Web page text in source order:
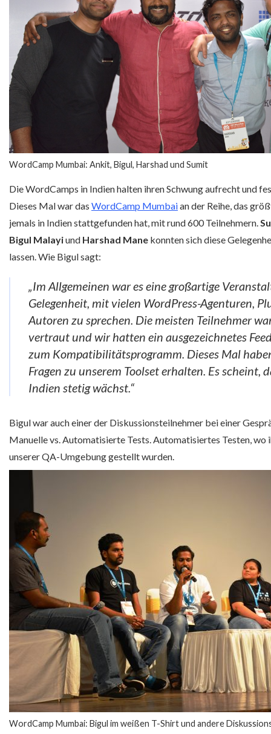
WordCamp Mumbai: Ankit, Bigul, Harshad und Sumit
Die WordCamps in Indien halten ihren Schwung aufrecht und
Dieses Mal war das WordCamp Mumbaian der Reihe, das
jemals in Indien stattgefunden hat, mit rund 600 Teilnehmern.
Bigul Malayiund Harshad Mane konnten sich diese
lassen. Wie Bigul sagt:
„Im Allgemeinen war es eine großartige
Gelegenheit, mit vielen WordPress-Agenturen,
Autoren zu sprechen. Die meisten Teilnehmer
vertraut und wir hatten ein ausgezeichnetes
zum Kompatibilitätsprogramm. Dieses Mal
Fragen zu unserem Toolset erhalten. Es scheint,
Indien stetig wächst.“
Bigul war auch einer der Diskussionsteilnehmer bei einer
Manuelle vs. Automatisierte Tests. Automatisiertes Testen, wo
unserer QA-Umgebung gestellt wurden.
WordCamp Mumbai: Bigul im weißen T-Shirt und andere